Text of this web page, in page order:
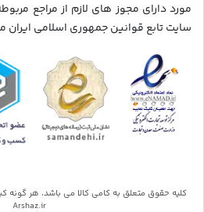
مورد دارای مجوز های لازم از مراجع
سایت تابع قوانین جمهوری اسلامی ایران
کلیه حقوق متعلق به کامی کالا می باشد، هر گونه
Arshaz.ir